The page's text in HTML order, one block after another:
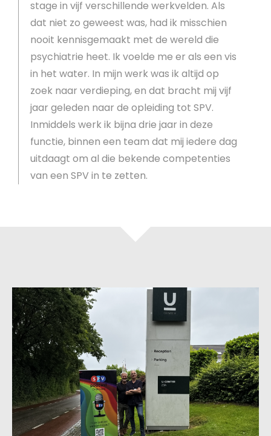
stage in vijf verschillende werkvelden. Als
dat niet zo geweest was, had ik misschien
nooit kennisgemaakt met de wereld die
psychiatrie heet. Ik voelde me er als een vis
in het water. In mijn werk was ik altijd op
zoek naar verdieping, en dat bracht mij vijf
jaar geleden naar de opleiding tot SPV.
Inmiddels werk ik bijna drie jaar in deze
functie, binnen een team dat mij iedere dag
uitdaagt om al die bekende competenties
van een SPV in te zetten.